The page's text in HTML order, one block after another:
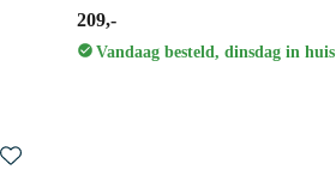
209,-
Vandaag besteld, dinsdag in huis